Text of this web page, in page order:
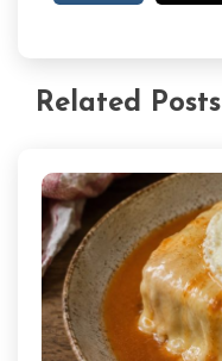
Related Posts